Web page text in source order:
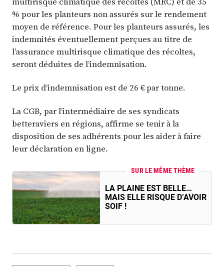
% pour les planteurs non assurés sur le rendement
moyen de référence. Pour les planteurs assurés, les
indemnités éventuellement perçues au titre de
l’assurance multirisque climatique des récoltes,
seront déduites de l’indemnisation.
Le prix d’indemnisation est de 26 € par tonne.
La CGB, par l’intermédiaire de ses syndicats
betteraviers en régions, affirme se tenir à la
disposition de ses adhérents pour les aider à faire
leur déclaration en ligne.
SUR LE MÊME THÈME
LA PLAINE EST BELLE…
MAIS ELLE RISQUE D’AVOIR
SOIF !